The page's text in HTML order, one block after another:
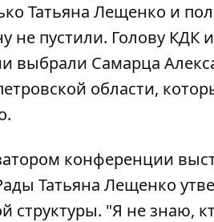
Татьяна Лещенко и
не пустили. Голову КДК
выбрали Самарца
области,
конференции
Татьяна Лещенко
структуры. "Я не знаю,